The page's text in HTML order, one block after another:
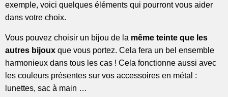
exemple, voici quelques éléments qui pourront vous aider
dans votre choix.
Vous pouvez choisir un bijou de la même teinte que les
autres bijoux que vous portez. Cela fera un bel ensemble
harmonieux dans tous les cas ! Cela fonctionne aussi avec
les couleurs présentes sur vos accessoires en métal :
lunettes, sac à main …